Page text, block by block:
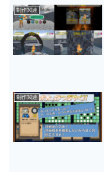
制作関連
制作関連